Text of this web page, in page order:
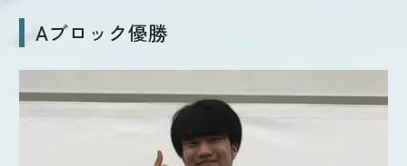
Aブロック優勝